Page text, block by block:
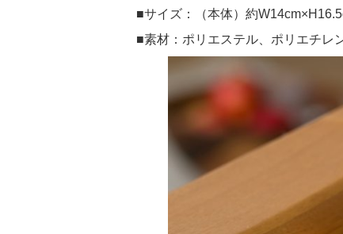
■サイズ：（本体）約
■素材：ポリエステル、ポリエチレ